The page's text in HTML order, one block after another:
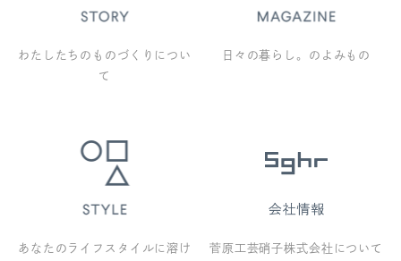
わたしたちのものづくりについ
て
日々の暮らし。のよみもの
あなたのライフスタイルに溶け
菅原工芸硝子株式会社について